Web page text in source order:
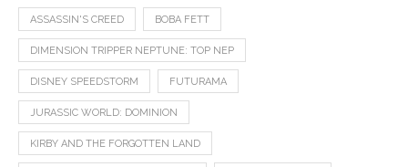
ASSASSIN'S CREED BOBA FETT
DIMENSION TRIPPER NEPTUNE: TOP NEP
DISNEY SPEEDSTORM FUTURAMA
JURASSIC WORLD: DOMINION
KIRBY AND THE FORGOTTEN LAND